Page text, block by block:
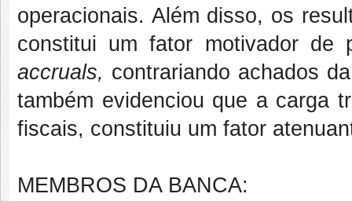
operacionais. Além disso, os
constitui um fator motivador de
accruals, contrariando achados
também evidenciou que a carga
fiscais, constituiu um fator
MEMBROS DA BANCA: